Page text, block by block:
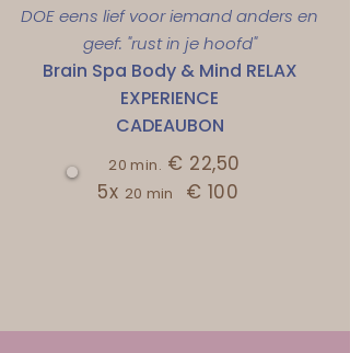
DOE eens lief voor iemand anders en
geef: "rust in je hoofd"
Brain Spa Body & Mind RELAX
EXPERIENCE
CADEAUBON
20 min. € 22,50
5x 20 min € 100